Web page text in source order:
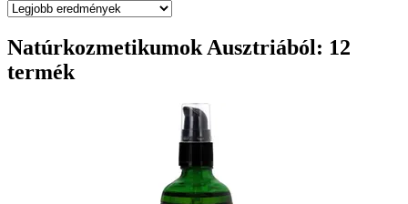
Natúrkozmetikumok Ausztriából: 12
termék